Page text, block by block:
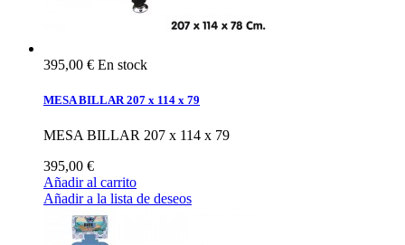
395,00 € En stock
MESA BILLAR 207 x 114 x 79
MESA BILLAR 207 x 114 x 79
395,00 €
Añadir al carrito
Añadir a la lista de deseos